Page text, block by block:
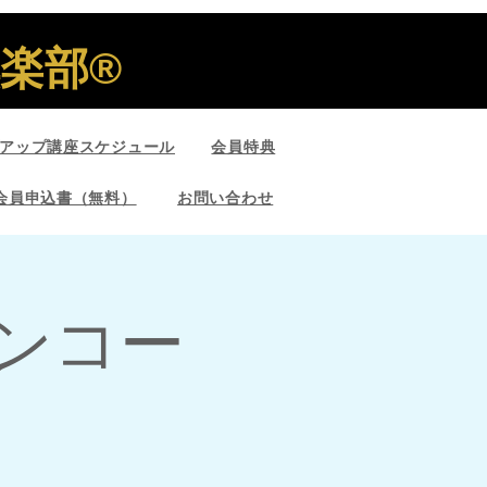
部®︎
ップ講座スケジュール 会員特典
員申込書（無料） お問い合わせ
コー